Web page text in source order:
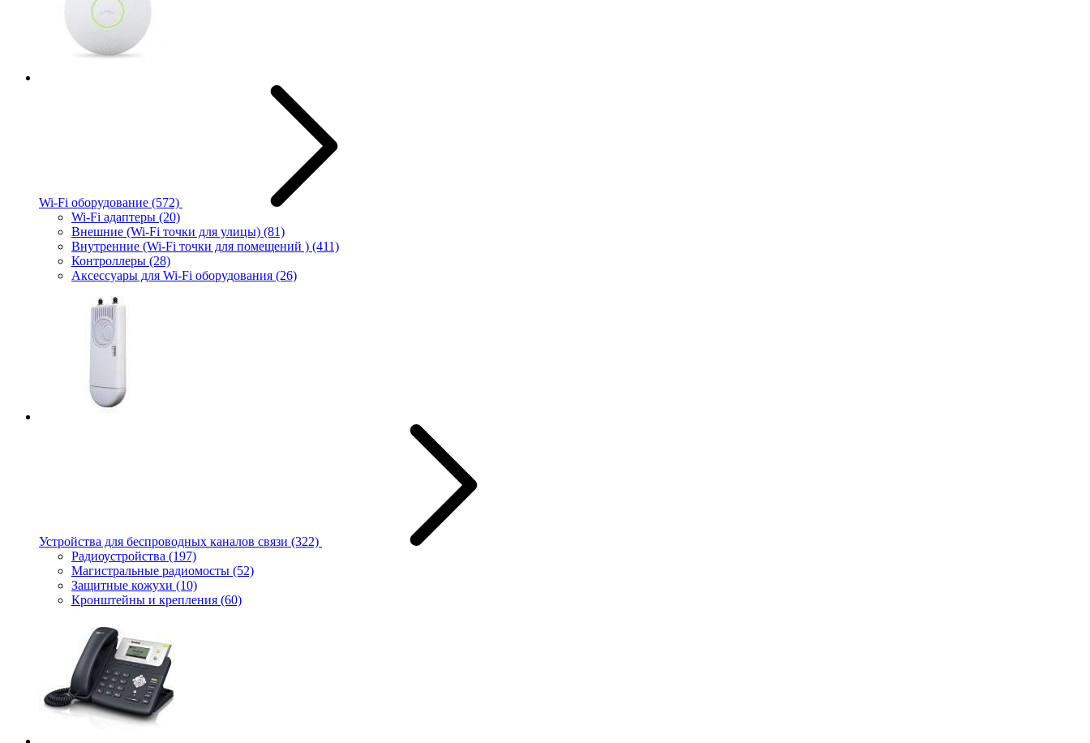
Wi-Fi оборудование (572)
Wi-Fi адаптеры (20)
Внешние (Wi-Fi точки для улицы) (81)
Внутренние (Wi-Fi точки для помещений ) (411)
Контроллеры (28)
Аксессуары для Wi-Fi оборудования (26)
Устройства для беспроводных каналов связи (322)
Радиоустройства (197)
Магистральные радиомосты (52)
Защитные кожухи (10)
Кронштейны и крепления (60)